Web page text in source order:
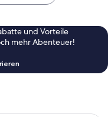
und Vorteile
mehr Abenteuer!